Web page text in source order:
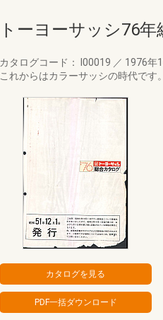
トーヨーサッシ76
カタログコード： I00019 ／ 1976年
これからはカラーサッシの時代です